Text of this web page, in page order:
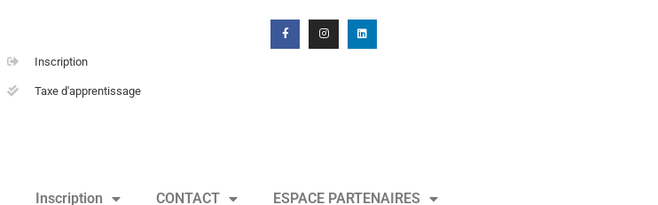
Inscription
Taxe d'apprentissage
Inscription CONTACT ESPACE PARTENAIRES